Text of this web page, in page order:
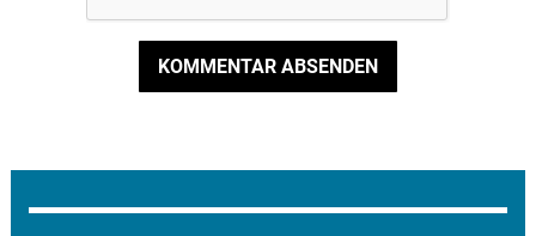
KOMMENTAR ABSENDEN